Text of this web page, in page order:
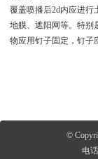
覆盖喷播后2d内应进行
地膜、遮阳网等。特别
物应用钉子固定，钉子
©
电